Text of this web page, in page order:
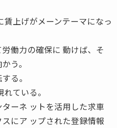
上げがメーンテーマになっ
働力の確保に 動けば、そ
う。
る。
ている。
ーネ ットを活用した求車
にア ップされた登録情報